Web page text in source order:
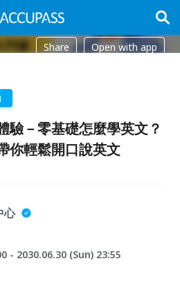
Share Open with app
驗－零基礎怎麼學英文？
你輕鬆開口說英文
心
- 2030.06.30 (Sun) 23:55